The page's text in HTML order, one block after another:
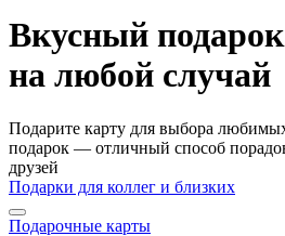
Вкусный подарок
на любой случай
Подарите карту для выбора
подарок — отличный способ
друзей
Подарки для коллег и близких
Подарочные карты